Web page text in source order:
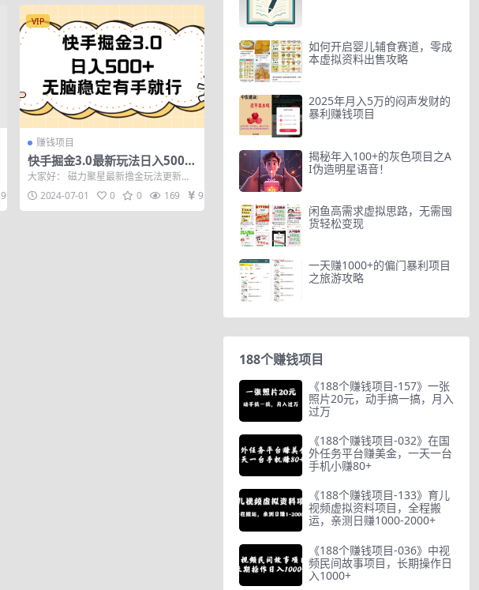
9.9
VIP
赚钱项目
快手掘金3.0最新玩法日入500+
无脑稳定项目
大家好： 磁力聚星最新撸金玩法更新
了，他的变现方式很简单，就是通过直
播或者视频发...
2024-07-01 0 0 169 9.9
如何开启婴儿辅食赛道，零成
本虚拟资料出售攻略
2025年月入5万的闷声发财的
暴利赚钱项目
揭秘年入100+的灰色项目之A
I伪造明星语音！
闲鱼高需求虚拟思路，无需囤
货轻松变现
一天赚1000+的偏门暴利项目
之旅游攻略
188个赚钱项目
《188个赚钱项目-157》一张
照片20元，动手搞一搞，月入
过万
《188个赚钱项目-032》在国
外任务平台赚美金，一天一台
手机小赚80+
《188个赚钱项目-133》育儿
视频虚拟资料项目，全程搬
运，亲测日赚1000-2000+
《188个赚钱项目-036》中视
频民间故事项目，长期操作日
入1000+